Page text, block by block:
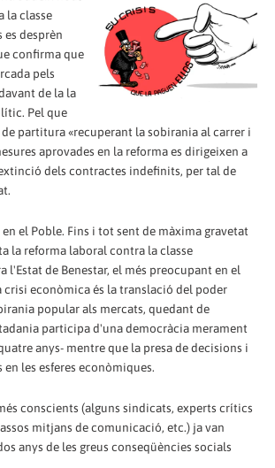
la classe
es desprèn
confirma que
pels
de la la
Pel que
partitura «recuperant la sobirania al carrer i
aprovades en la reforma es dirigeixen a
dels contractes indefinits, per tal de
el Poble. Fins i tot sent de màxima gravetat
la reforma laboral contra la classe
l'Estat de Benestar, el més preocupant en el
crisi econòmica és la translació del poder
popular als mercats, quedant de
participa d'una democràcia merament
anys- mentre que la presa de decisions i
les esferes econòmiques.
conscients (alguns sindicats, experts crítics
mitjans de comunicació, etc.) ja van
anys de les greus conseqüències socials